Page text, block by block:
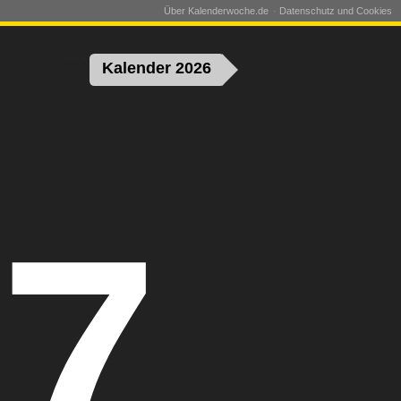
Kalender 2026
Über Kalenderwoche.de Datenschutz und Cookies